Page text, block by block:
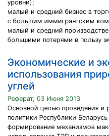
уровни);
малый и средний бизнес в
с большим иммигрантским
малый и средний
большими потерями в пользу
Экономические и
использования
углей
Реферат, 03 Июня 2013
Основной целью проведения и
политики Республики
формирование механизмов